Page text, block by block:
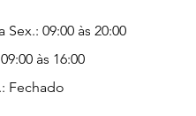
Sex.: 09:00 às 20:00
às 16:00​​
Fechado